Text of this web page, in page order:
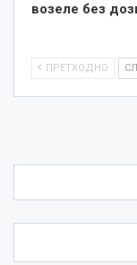
возеле без
ПРЕТХОДНО